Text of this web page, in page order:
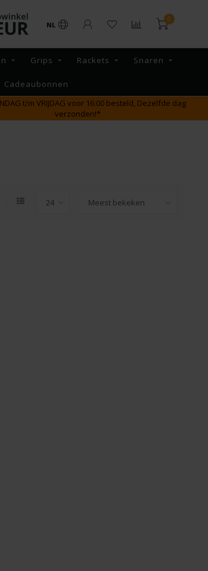
NL
0
Grips Rackets Snaren
Cadeaubonnen
t/m VRIJDAG voor 16:00 besteld, Dezelfde dag
verzonden!*